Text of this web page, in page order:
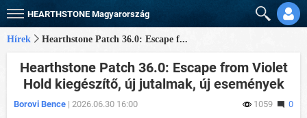
HEARTHSTONE Magyarország
Hírek Hearthstone Patch 36.0: Escape f...
Hearthstone Patch 36.0: Escape from Violet
Hold kiegészítő, új jutalmak, új események
Borovi Bence | 2026.06.30 16:00 1059 0